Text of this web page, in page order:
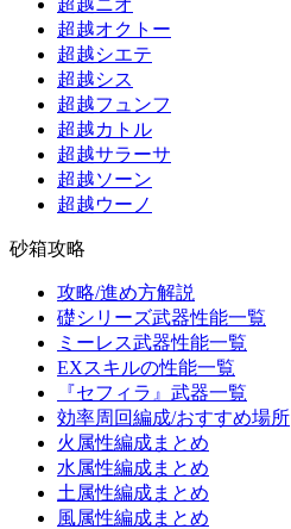
超越ニオ
超越オクトー
超越シエテ
超越シス
超越フュンフ
超越カトル
超越サラーサ
超越ソーン
超越ウーノ
砂箱攻略
攻略/進め方解説
礎シリーズ武器性能一覧
ミーレス武器性能一覧
EXスキルの性能一覧
『セフィラ』武器一覧
効率周回編成/おすすめ場所
火属性編成まとめ
水属性編成まとめ
土属性編成まとめ
風属性編成まとめ